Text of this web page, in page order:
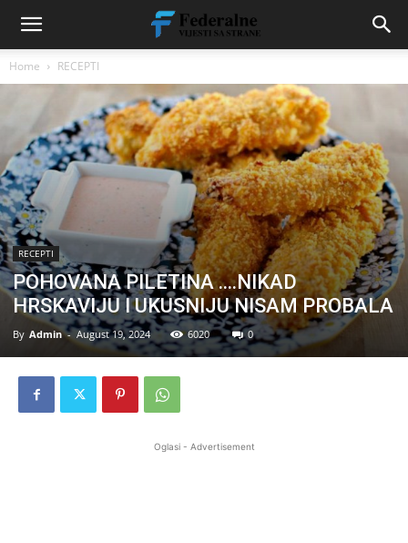
Home RECEPTI
RECEPTI
POHOVANA PILETINA ….NIKAD
HRSKAVIJU I UKUSNIJU NISAM PROBALA
By Admin - August 19, 2024 6020 0
Oglasi - Advertisement